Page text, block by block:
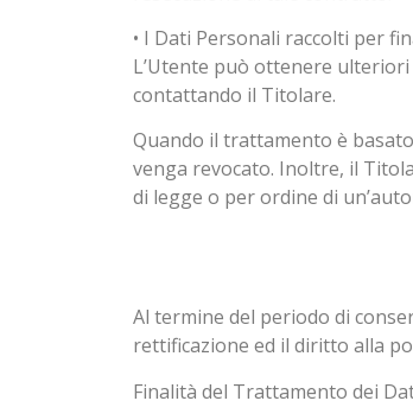
• I Dati Personali raccolti per
L’Utente può ottenere
contattando il Titolare.
Quando il trattamento è
venga revocato. Inoltre, il
di legge o per ordine di
Al termine del periodo di
rettificazione ed il diritto alla
Finalità del Trattamento dei